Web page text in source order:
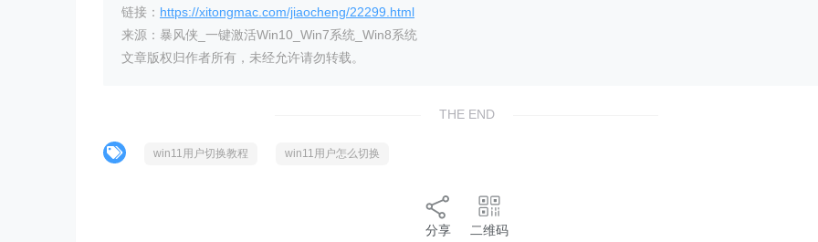
链接： https://xitongmac.com/jiaocheng/22299.html
来源：暴风侠_一键激活Win10_Win7系统_Win8系统
文章版权归作者所有，未经允许请勿转载。
THE END
win11用户切换教程 win11用户怎么切换
分享 二维码